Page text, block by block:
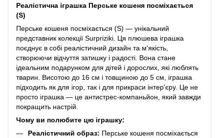
Реалістична іграшка Перське кошеня посміхається
(S)
Перське кошеня посміхається (S) — унікальний
представник колекції Surpriziki. Ця плюшева іграшка
поєднує в собі реалістичний дизайн та м'якість,
створюючи відчуття затишку і радості. Вона стане
ідеальним подарунком для дітей і дорослих, які люблять
тварин. Висотою до 16 см і товщиною до 5 см, іграшка
підходить як для ігор, так і для прикраси інтер'єру. Це не
просто іграшка — це антистрес-компаньйон, який завжди
покращить настрій.
Чому ви полюбите цю іграшку:
Реалістичний образ: Перське кошеня посміхається